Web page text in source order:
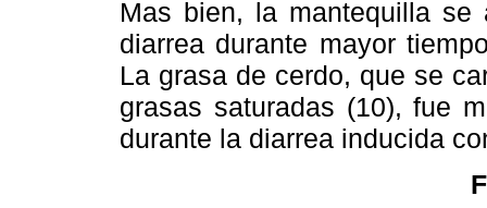
Mas bien, la mantequilla
diarrea durante mayor
La grasa de cerdo, que se
grasas saturadas (10), fue
durante la diarrea inducida